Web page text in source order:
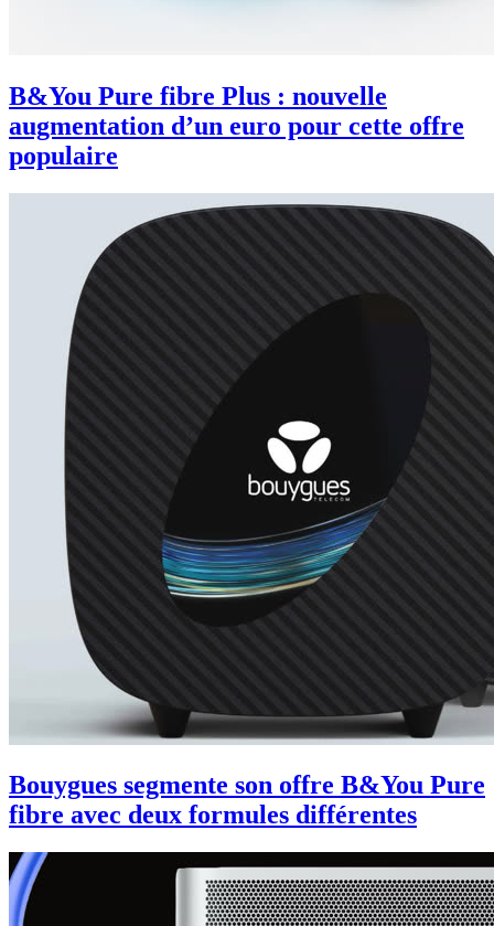
B&You Pure fibre Plus : nouvelle
augmentation d’un euro pour cette offre
populaire
Bouygues segmente son offre B&You Pure
fibre avec deux formules différentes